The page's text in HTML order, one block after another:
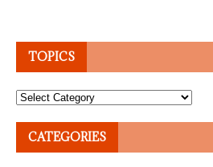
TOPICS
Topics
CATEGORIES